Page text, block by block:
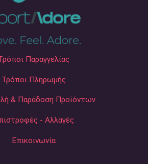
Παραγγελίας
Τρόποι Πληρωμής
& Παράδοση Προϊόντων
- Αλλαγές
Επικοινωνία